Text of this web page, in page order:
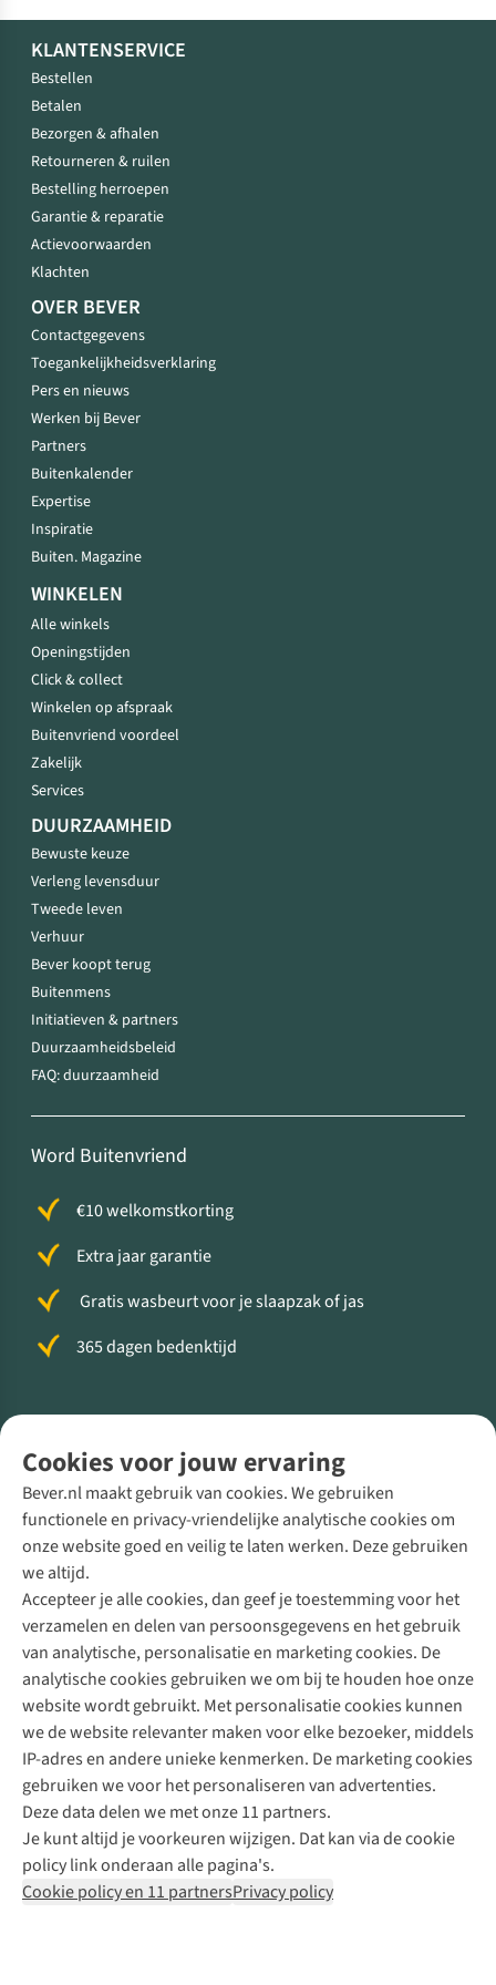
Cookies voor jouw ervaring
Bever.nl maakt gebruik van cookies. We gebruiken
functionele en privacy-vriendelijke analytische cookies om
onze website goed en veilig te laten werken. Deze gebruiken
we altijd.
Accepteer je alle cookies, dan geef je toestemming voor het
verzamelen en delen van persoonsgegevens en het gebruik
van analytische, personalisatie en marketing cookies. De
analytische cookies gebruiken we om bij te houden hoe onze
website wordt gebruikt. Met personalisatie cookies kunnen
we de website relevanter maken voor elke bezoeker, middels
IP-adres en andere unieke kenmerken. De marketing cookies
gebruiken we voor het personaliseren van advertenties.
Deze data delen we met onze 11 partners.
Je kunt altijd je voorkeuren wijzigen. Dat kan via de cookie
policy link onderaan alle pagina's.
Cookie policy en 11 partnersPrivacy policy
KLANTENSERVICE
Bestellen
Betalen
Bezorgen & afhalen
Retourneren & ruilen
Bestelling herroepen
Garantie & reparatie
Actievoorwaarden
Klachten
OVER BEVER
Contactgegevens
Toegankelijkheidsverklaring
Pers en nieuws
Werken bij Bever
Partners
Buitenkalender
Expertise
Inspiratie
Buiten. Magazine
WINKELEN
Alle winkels
Openingstijden
Click & collect
Winkelen op afspraak
Buitenvriend voordeel
Zakelijk
Services
DUURZAAMHEID
Bewuste keuze
Verleng levensduur
Tweede leven
Verhuur
Bever koopt terug
Buitenmens
Initiatieven & partners
Duurzaamheidsbeleid
FAQ: duurzaamheid
Word Buitenvriend
€10 welkomstkorting
Extra jaar garantie
Gratis wasbeurt voor je slaapzak of jas
365 dagen bedenktijd
Direct advies van een Buitenexpert
+31 (0)85 888 50 88
+31 6 12 28 49 80
Contactformulier